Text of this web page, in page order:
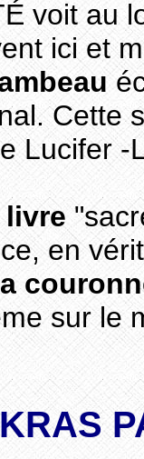
voit au
ici et
Cette
Lucifer
en
sur le